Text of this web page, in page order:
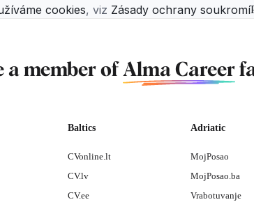
cookies, viz Zásady ochrany soukromí
a member of Alma Career
Baltics
CVonline.lt
CV.lv
CV.ee
Adriatic
MojPosao
MojPosao.ba
Vrabotuvanje